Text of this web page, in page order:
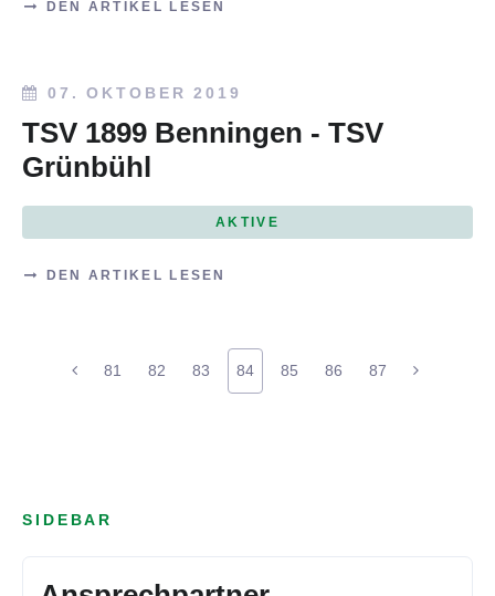
DEN ARTIKEL LESEN
07. OKTOBER 2019
TSV 1899 Benningen - TSV
Grünbühl
AKTIVE
DEN ARTIKEL LESEN
81 82 83 84 85 86 87
SIDEBAR